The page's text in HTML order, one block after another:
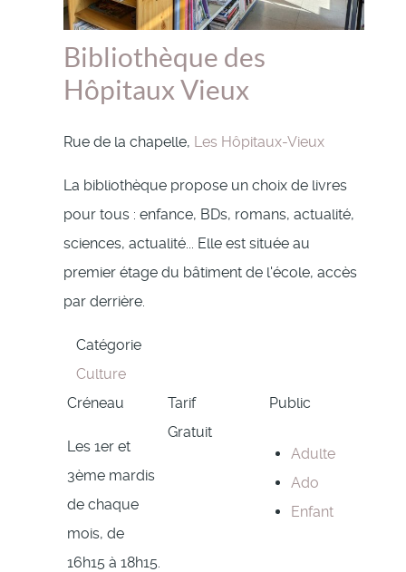
Bibliothèque des
Hôpitaux Vieux
Rue de la chapelle, Les Hôpitaux-Vieux
La bibliothèque propose un choix de livres
pour tous : enfance, BDs, romans, actualité,
sciences, actualité... Elle est située au
premier étage du bâtiment de l'école, accès
par derrière.
Catégorie
Culture
Créneau
Les 1er et
3ème mardis
de chaque
mois, de
16h15 à 18h15.
Tarif
Gratuit
Public
Adulte
Ado
Enfant